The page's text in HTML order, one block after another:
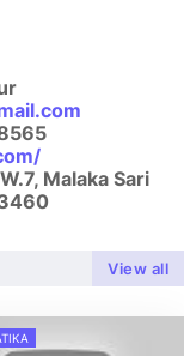
Malaka Sari
View all